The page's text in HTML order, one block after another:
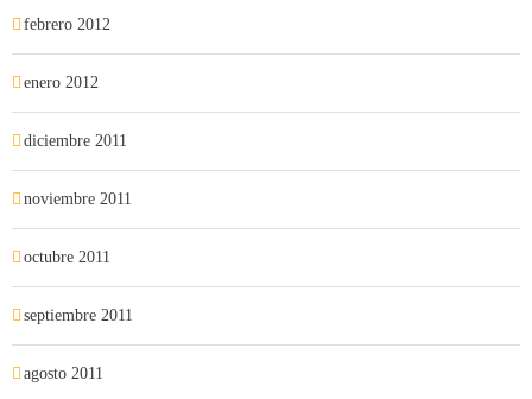
febrero 2012
enero 2012
diciembre 2011
noviembre 2011
octubre 2011
septiembre 2011
agosto 2011